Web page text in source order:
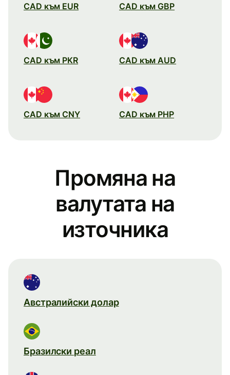
CAD към EUR CAD към GBP
CAD към PKR CAD към AUD
CAD към CNY CAD към PHP
Промяна на
валутата на
източника
Австралийски долар
Бразилски реал